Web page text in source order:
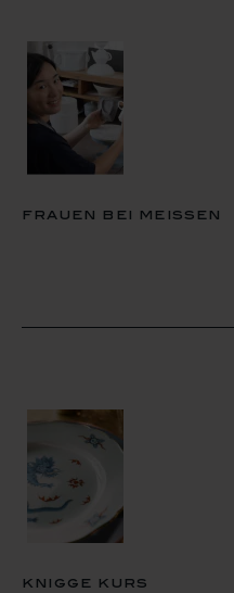
frauen bei meissen
knigge kurs